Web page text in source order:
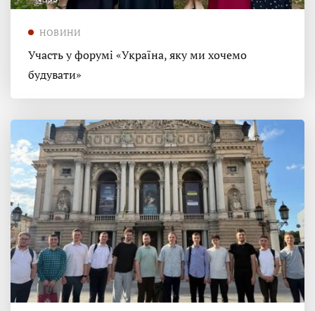
НОВИНИ
Участь у форумі «Україна, яку ми хочемо
будувати»